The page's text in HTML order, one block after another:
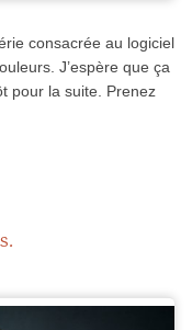
consacrée au logiciel
J’espère que ça
pour la suite. Prenez